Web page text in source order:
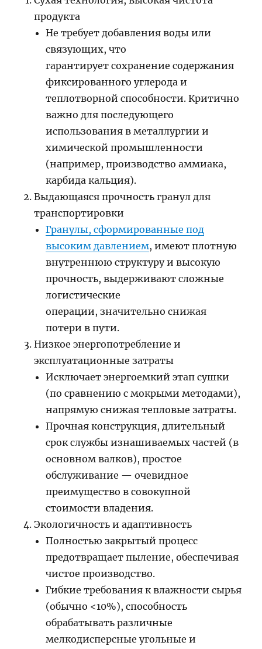
продукта
Не требует добавления воды или
связующих, что
гарантирует сохранение содержания
фиксированного углерода и
теплотворной способности. Критично
важно для последующего
использования в металлургии и
химической промышленности
(например, производство аммиака,
карбида кальция).
Выдающаяся прочность гранул для
транспортировки
Гранулы, сформированные под
высоким давлением, имеют плотную
внутреннюю структуру и высокую
прочность, выдерживают сложные
логистические
операции, значительно снижая
потери в пути.
Низкое энергопотребление и
эксплуатационные затраты
Исключает энергоемкий этап сушки
(по сравнению с мокрыми методами),
напрямую снижая тепловые затраты.
Прочная конструкция, длительный
срок службы изнашиваемых частей (в
основном валков), простое
обслуживание — очевидное
преимущество в совокупной
стоимости владения.
Экологичность и адаптивность
Полностью закрытый процесс
предотвращает пыление, обеспечивая
чистое производство.
Гибкие требования к влажности сырья
(обычно <10%), способность
обрабатывать различные
мелкодисперсные угольные и